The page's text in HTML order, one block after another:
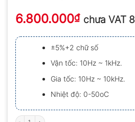
xếp
hạng
5
sao
6.800.000₫ chưa VAT
±5%+2 chữ số
Vận tốc: 10Hz ~ 1kHz.
Gia tốc: 10Hz ~ 10kHz.
Nhiệt độ: 0-50oC
Máy đo độ rung Amittari AV-160B số lượng